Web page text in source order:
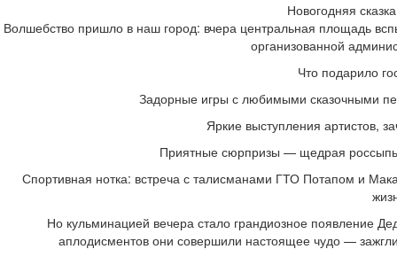
Новогодняя
Волшебство пришло в наш город: вчера центральная площадь
организованной
Что подарило
Задорные игры с любимыми сказочными
Яркие выступления артистов,
Приятные сюрпризы — щедрая россыпь
Спортивная нотка: встреча с талисманами ГТО Потапом и
Но кульминацией вечера стало грандиозное появление
аплодисментов они совершили настоящее чудо —